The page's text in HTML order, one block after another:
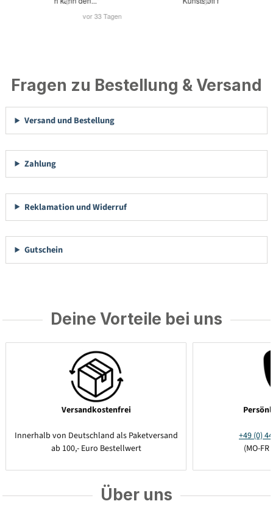
Fragen zu Bestellung & Versand
Versand und Bestellung
Zahlung
Reklamation und Widerruf
Gutschein
Deine Vorteile bei uns
Versandkostenfrei
Innerhalb von Deutschland als Paketversand
ab 100,- Euro Bestellwert
+49 (0)
(MO-
Über uns